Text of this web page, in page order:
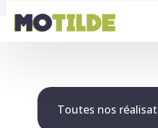
Toutes nos